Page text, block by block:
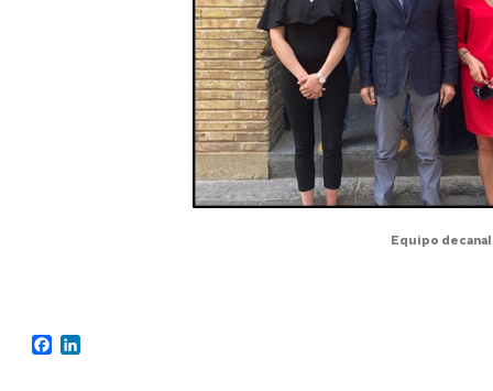
Equipo decanal
Facebook